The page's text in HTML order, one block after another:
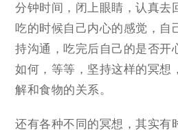
分钟时间，闭上眼睛，认真去
吃的时候自己内心的感觉，自
持沟通，吃完后自己的是否开
如何，等等，坚持这样的冥想
解和食物的关系。
还有各种不同的冥想，其实有